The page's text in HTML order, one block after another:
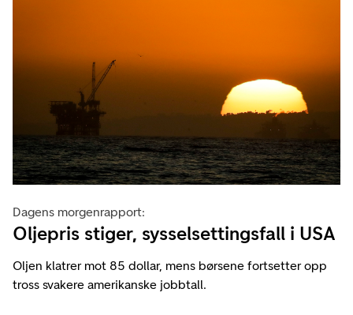
Dagens morgenrapport:
Oljepris stiger, sysselsettingsfall i USA
Oljen klatrer mot 85 dollar, mens børsene fortsetter opp
tross svakere amerikanske jobbtall.